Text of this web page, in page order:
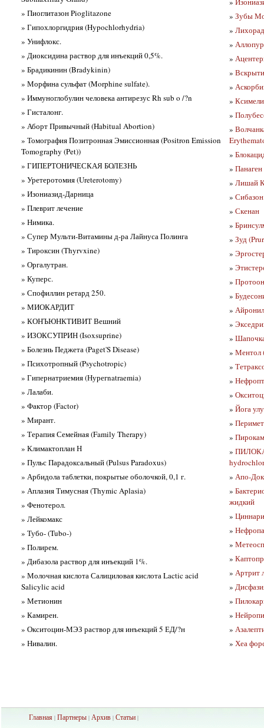
» Пиоглитазон Pioglitazone
» Гипохлоргидрия (Hypochlorhydria)
» Унифлокс.
» Диоксидина раствор для инъекций 0,5%.
» Брадикинин (Bradykinin)
» Морфина сульфат (Morphine sulfate).
» Иммуноглобулин человека антирезус Rh sub o /?n
» Гисталонг.
» Аборт Привычный (Habitual Abortion)
» Томография Позитронная Эмиссионная (Positron Emission
Tomography (Pet))
» ГИПЕРТОНИЧЕСКАЯ БОЛЕЗНЬ
» Уретеротомия (Ureterotomy)
» Изониазид-Дарница
» Плеврит лечение
» Нимика.
» Супер Мульти-Витамины д-ра Лайнуса Полинга
» Тироксин (Thyrvxine)
» Оргалутран.
» Куперс.
» Спофиллин ретард 250.
» МИОКАРДИТ
» КОНЪЮНКТИВИТ Вешний
» ИЗОКСУПРИН (Isoxsuprine)
» Болезнь Педжета (Paget'S Disease)
» Психотропный (Psychotropic)
» Гипернатриемия (Нурегnatraemia)
» Лалаби.
» Фактор (Factor)
» Мирант.
» Терапия Семейная (Family Therapy)
» Климактоплан Н
» Пульс Парадоксальный (Pulsus Paradoxus)
» Арбидола таблетки, покрытые оболочкой, 0,1 г.
» Аплазия Тимусная (Thymic Aplasia)
» Фенотерол.
» Лейкомакс
» Тубо- (Tubo-)
» Полирем.
» Дибазола раствор для инъекций 1%.
» Молочная кислота Салициловая кислота Lactic acid
Salicylic acid
» Метионин
» Камирен.
» Окситоцин-МЭЗ раствор для инъекций 5 ЕД/?н
» Нивалин.
» Зубы
»
»
»
»
»
»
»
»
»
» Панаген
» Лишай
»
» Скенан
»
» Зуд
»
»
»
»
»
»
»
» Ментол
»
»
»
» Йога
»
» Пирокам
»
» Апо-
»
жидкий
»
»
»
»
» Артрит
»
»
»
»
» Хеа
Главная | Партнеры | Архив | Статьи |